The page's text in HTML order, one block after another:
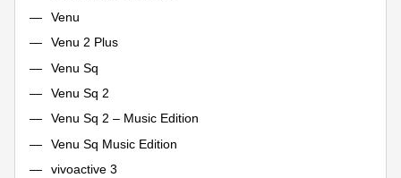
Venu
Venu 2 Plus
Venu Sq
Venu Sq 2
Venu Sq 2 – Music Edition
Venu Sq Music Edition
vivoactive 3